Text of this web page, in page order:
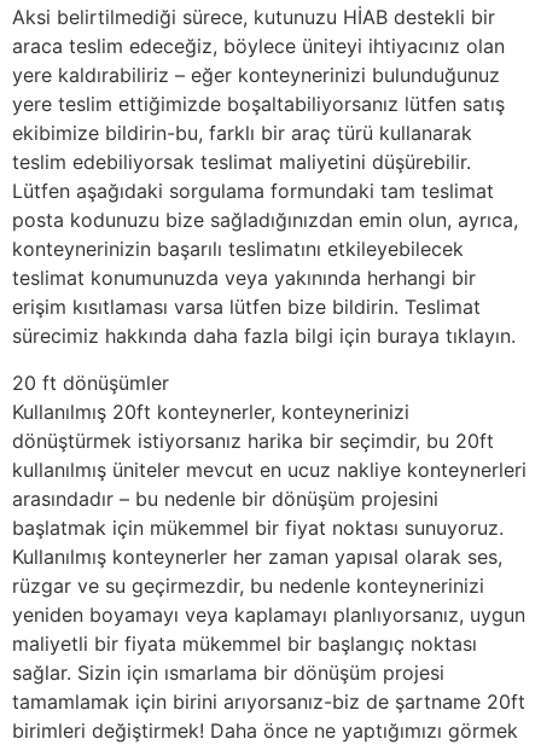
Aksi belirtilmediği sürece, kutunuzu HİAB destekli bir
araca teslim edeceğiz, böylece üniteyi ihtiyacınız olan
yere kaldırabiliriz – eğer konteynerinizi bulunduğunuz
yere teslim ettiğimizde boşaltabiliyorsanız lütfen satış
ekibimize bildirin-bu, farklı bir araç türü kullanarak
teslim edebiliyorsak teslimat maliyetini düşürebilir.
Lütfen aşağıdaki sorgulama formundaki tam teslimat
posta kodunuzu bize sağladığınızdan emin olun, ayrıca,
konteynerinizin başarılı teslimatını etkileyebilecek
teslimat konumunuzda veya yakınında herhangi bir
erişim kısıtlaması varsa lütfen bize bildirin. Teslimat
sürecimiz hakkında daha fazla bilgi için buraya tıklayın.
20 ft dönüşümler
Kullanılmış 20ft konteynerler, konteynerinizi
dönüştürmek istiyorsanız harika bir seçimdir, bu 20ft
kullanılmış üniteler mevcut en ucuz nakliye konteynerleri
arasındadır – bu nedenle bir dönüşüm projesini
başlatmak için mükemmel bir fiyat noktası sunuyoruz.
Kullanılmış konteynerler her zaman yapısal olarak ses,
rüzgar ve su geçirmezdir, bu nedenle konteynerinizi
yeniden boyamayı veya kaplamayı planlıyorsanız, uygun
maliyetli bir fiyata mükemmel bir başlangıç noktası
sağlar. Sizin için ısmarlama bir dönüşüm projesi
tamamlamak için birini arıyorsanız-biz de şartname 20ft
birimleri değiştirmek! Daha önce ne yaptığımızı görmek